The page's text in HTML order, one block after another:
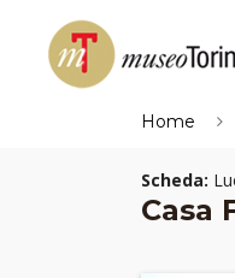
Home
Scheda:
Casa